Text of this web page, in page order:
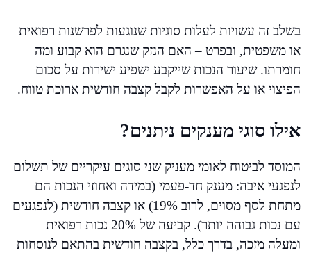
בשלב זה עשויות לעלות סוגיות שנוגעות לפרשנות רפואית
או משפטית, ובפרט – האם הנזק שנגרם הוא קבוע ומה
חומרתו. שיעור הנכות שייקבע ישפיע ישירות על סכום
הפיצוי או על האפשרות לקבל קצבה חודשית ארוכת טווח.
אילו סוגי מענקים ניתנים?
המוסד לביטוח לאומי מעניק שני סוגים עיקריים של תשלום
לנפגעי איבה: מענק חד-פעמי (במידה ואחוזי הנכות הם
מתחת לסף מסוים, לרוב 19%) או קצבה חודשית (לנפגעים
עם נכות גבוהה יותר). קביעה של 20% נכות רפואית
ומעלה מזכה, בדרך כלל, בקצבה חודשית בהתאם לנוסחות